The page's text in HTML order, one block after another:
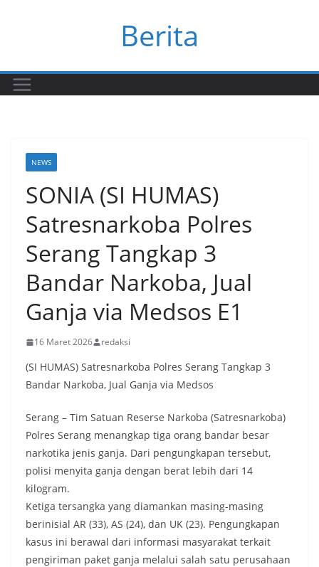
Berita
NEWS
SONIA (SI HUMAS)
Satresnarkoba Polres
Serang Tangkap 3
Bandar Narkoba, Jual
Ganja via Medsos E1
16 Maret 2026 redaksi
(SI HUMAS) Satresnarkoba Polres Serang Tangkap 3
Bandar Narkoba, Jual Ganja via Medsos
Serang – Tim Satuan Reserse Narkoba (Satresnarkoba)
Polres Serang menangkap tiga orang bandar besar
narkotika jenis ganja. Dari pengungkapan tersebut,
polisi menyita ganja dengan berat lebih dari 14
kilogram.
Ketiga tersangka yang diamankan masing-masing
berinisial AR (33), AS (24), dan UK (23). Pengungkapan
kasus ini berawal dari informasi masyarakat terkait
pengiriman paket ganja melalui salah satu perusahaan